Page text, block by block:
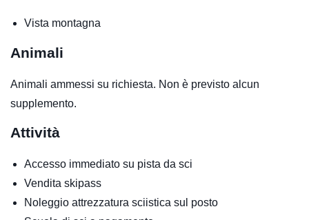
Vista montagna
Animali
Animali ammessi su richiesta. Non è previsto alcun
supplemento.
Attività
Accesso immediato su pista da sci
Vendita skipass
Noleggio attrezzatura sciistica sul posto